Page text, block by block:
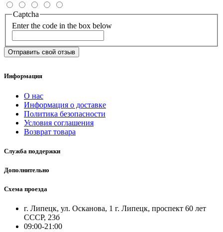
Captcha
Enter the code in the box below
Отправить свой отзыв
Информация
О нас
Информация о доставке
Политика безопасности
Условия соглашения
Возврат товара
Служба поддержки
Дополнительно
Схема проезда
г. Липецк, ул. Осканова, 1 г. Липецк, проспект 60 лет
СССР, 23б
09:00-21:00